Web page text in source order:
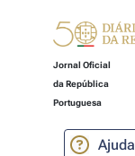
Jornal Oficial
da República
Portuguesa
Ajuda